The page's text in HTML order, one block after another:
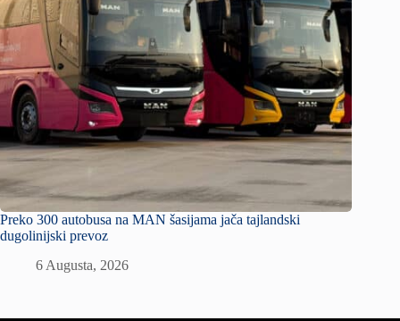
Preko 300 autobusa na MAN šasijama jača tajlandski
dugolinijski prevoz
6 Augusta, 2026